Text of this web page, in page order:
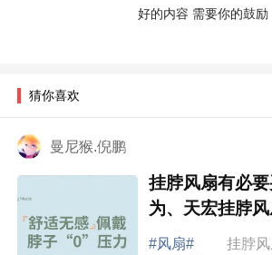
好的内容 需要你的鼓励
猜你喜欢
曼尼猴.倪鹏
挂脖风扇有必
为、天宏挂脖
#风扇#
挂脖风